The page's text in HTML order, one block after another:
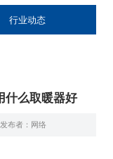
行业动态
什么取暖器好
发布者：网络